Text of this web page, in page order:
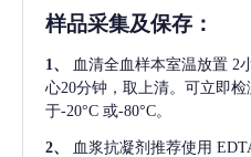
样品采集及保存 ：
1、 血清全血样本室温放置 2
心20分钟，取上清。可立即
于-20°C 或-80°C。
2、 血浆抗凝剂推荐使用